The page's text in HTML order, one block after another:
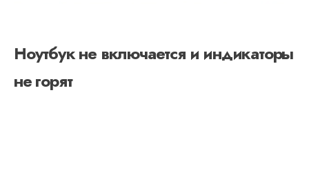
Ноутбук не включается и индикаторы
не горят